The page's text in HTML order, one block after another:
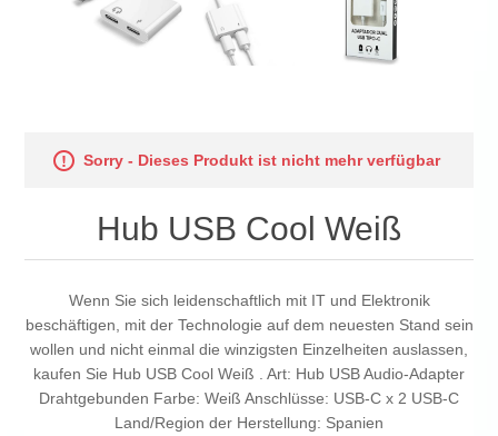
Sorry - Dieses Produkt ist nicht mehr verfügbar
Hub USB Cool Weiß
Wenn Sie sich leidenschaftlich mit IT und Elektronik
beschäftigen, mit der Technologie auf dem neuesten Stand sein
wollen und nicht einmal die winzigsten Einzelheiten auslassen,
kaufen Sie Hub USB Cool Weiß . Art: Hub USB Audio-Adapter
Drahtgebunden Farbe: Weiß Anschlüsse: USB-C x 2 USB-C
Land/Region der Herstellung: Spanien